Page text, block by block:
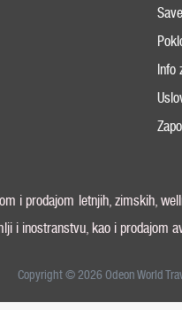
Info
i prodajom letnjih, zimskih,
i inostranstvu, kao i prodajom
Copyright © 2026 Odeon World